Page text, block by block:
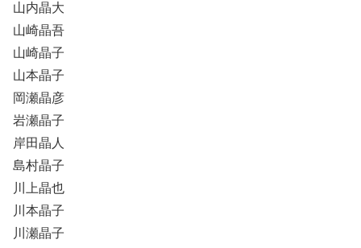
山内晶大
山崎晶吾
山崎晶子
山本晶子
岡瀬晶彦
岩瀬晶子
岸田晶人
島村晶子
川上晶也
川本晶子
川瀬晶子